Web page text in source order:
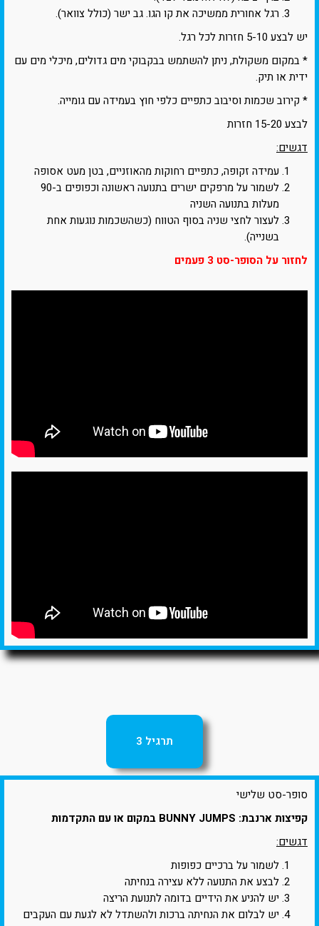
רגל אחורית ממשיכה את קו הגו. גב ישר (כולל צוואר).
יש לבצע 5-10 חזרות לכל רגל.
* במקום משקולת, ניתן להשתמש בבקבוקי מים גדולים, מיכלי מים עם
ידית או תיק.
* קירוב שכמות וסיבוב כתפיים כלפי חוץ בעמידה עם גומייה.
לבצע 15-20 חזרות
דגשים:
עמידה זקופה, כתפיים רחוקות מהאוזניים, בטן מעט אסופה
לשמור על מרפקים ישרים בתנועה ראשונה וכפופים ב-90
מעלות בתנועה השניה
לעצור לחצי שניה בסוף הטווח (כשהשכמות נוגעות אחת
בשנייה).
לחזור על הסופר-סט 3 פעמים
תרגיל 3
סופר-סט שלישי
קפיצות ארנבת: BUNNY JUMPS במקום או עם התקדמות
דגשים:
לשמור על ברכיים כפופות
לבצע את התנועה ללא עצירה בנחיתה
יש להניע את הידיים בדומה לתנועת הריצה
יש לבלום את הנחיתה ברכות ולהשתדל לא לגעת עם העקבים